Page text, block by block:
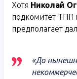
Хотя Николай
подкомитет ТПП
предполагает
«До